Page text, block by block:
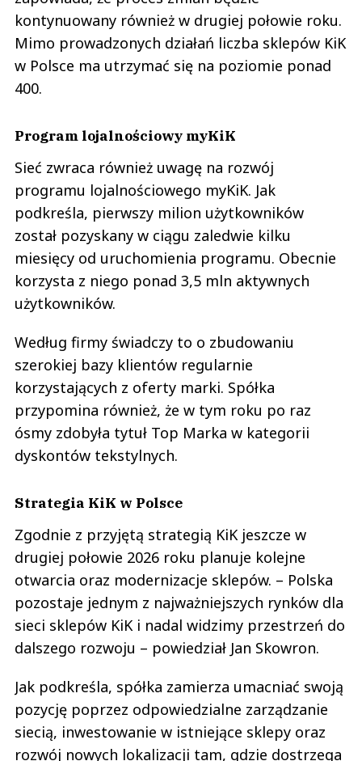
kontynuowany również w drugiej połowie roku.
Mimo prowadzonych działań liczba sklepów KiK
w Polsce ma utrzymać się na poziomie ponad
400.
Program lojalnościowy myKiK
Sieć zwraca również uwagę na rozwój
programu lojalnościowego myKiK. Jak
podkreśla, pierwszy milion użytkowników
został pozyskany w ciągu zaledwie kilku
miesięcy od uruchomienia programu. Obecnie
korzysta z niego ponad 3,5 mln aktywnych
użytkowników.
Według firmy świadczy to o zbudowaniu
szerokiej bazy klientów regularnie
korzystających z oferty marki. Spółka
przypomina również, że w tym roku po raz
ósmy zdobyła tytuł Top Marka w kategorii
dyskontów tekstylnych.
Strategia KiK w Polsce
Zgodnie z przyjętą strategią KiK jeszcze w
drugiej połowie 2026 roku planuje kolejne
otwarcia oraz modernizacje sklepów. – Polska
pozostaje jednym z najważniejszych rynków dla
sieci sklepów KiK i nadal widzimy przestrzeń do
dalszego rozwoju – powiedział Jan Skowron.
Jak podkreśla, spółka zamierza umacniać swoją
pozycję poprzez odpowiedzialne zarządzanie
siecią, inwestowanie w istniejące sklepy oraz
rozwój nowych lokalizacji tam, gdzie dostrzega